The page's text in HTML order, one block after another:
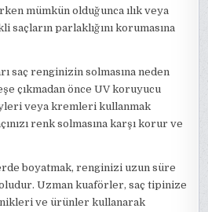
mümkün olduğunca ılık veya
saçların parlaklığını korumasına
saç renginizin solmasına neden
çıkmadan önce UV koruyucu
veya kremleri kullanmak
renk solmasına karşı korur ve
boyatmak, renginizi uzun süre
Uzman kuaförler, saç tipinize
ve ürünler kullanarak